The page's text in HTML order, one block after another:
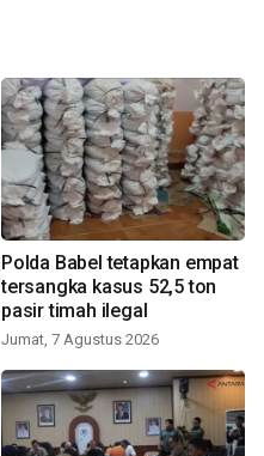
Polda Babel tetapkan empat
tersangka kasus 52,5 ton
pasir timah ilegal
Jumat, 7 Agustus 2026